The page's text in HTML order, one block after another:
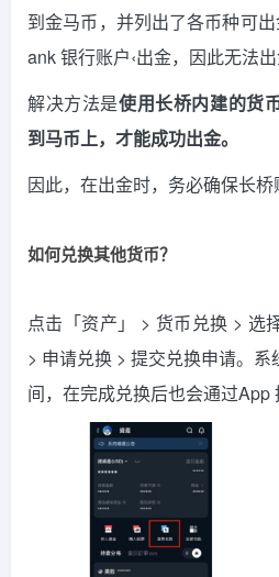
到金马币，并列出了各币种可
ank 银行账户‹出金，因此无法出
解决方法是使用长桥内建的货
到马币上，才能成功出金。
因此，在出金时，务必确保长桥
如何兑换其他货币？
点击「资产」 > 货币兑换 > 选
> 申请兑换 > 提交兑换申请。
间，在完成兑换后也会通过App